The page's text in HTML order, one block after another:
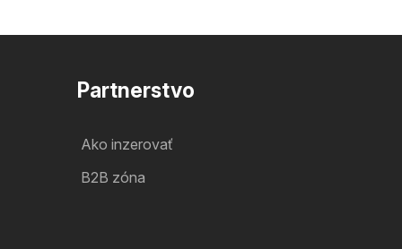
Partnerstvo
Ako inzerovať
B2B zóna